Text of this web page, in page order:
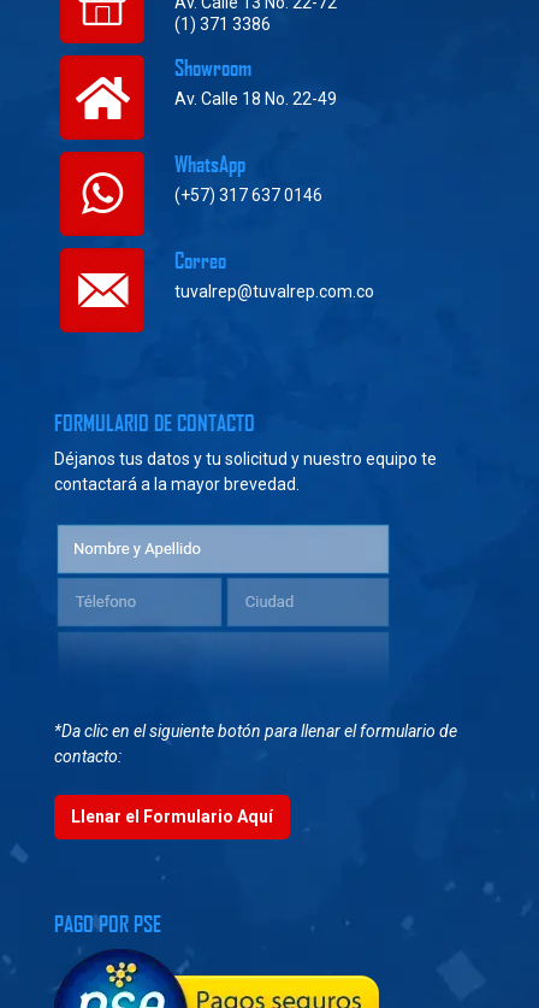
(1) 371 3386
Showroom
Av. Calle 18 No. 22-49
WhatsApp
(+57) 317 637 0146
Correo
tuvalrep@tuvalrep.com.co
FORMULARIO DE CONTACTO
Déjanos tus datos y tu solicitud y nuestro equipo te
contactará a la mayor brevedad.
*Da clic en el siguiente botón para llenar el formulario de
contacto:
Llenar el Formulario Aquí
PAGO POR PSE